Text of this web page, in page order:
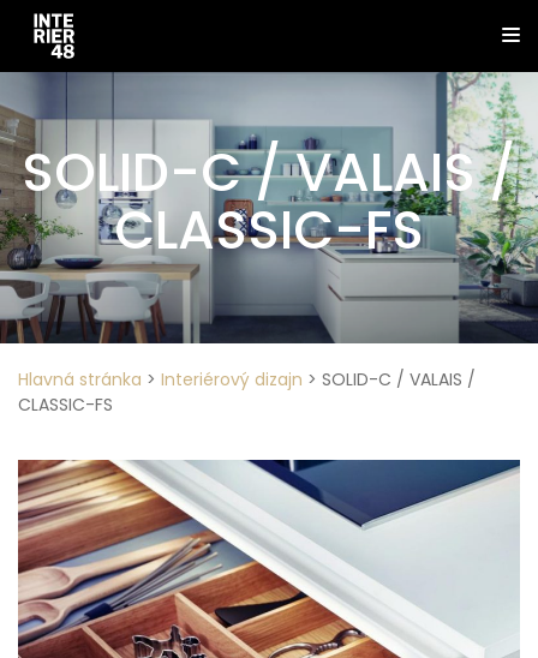
SOLID-C / VALAIS /
CLASSIC-FS
Hlavná stránka > Interiérový dizajn > SOLID-C / VALAIS /
CLASSIC-FS